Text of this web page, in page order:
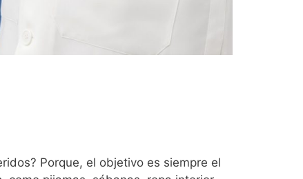
Porque, el objetivo es siempre el